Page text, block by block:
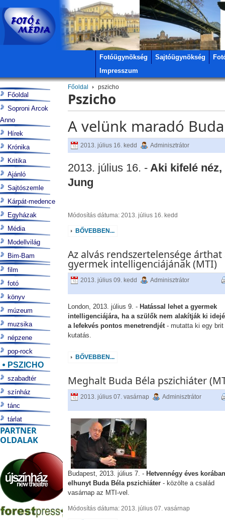
Fotóügynökség Sajtóügynökség
Impresszum
Főoldal pszicho
Pszicho
A velünk maradó
2013. július 16. kedd Adminisztrátor
2013. július 16. -Aki kifelé néz,
Jung
Módosítás dátuma: 2013. július 16. kedd
BŐVEBBEN...
Az alvás rendszertelensége árthat
gyermek intelligenciájának (MTI)
2013. július 09. kedd Adminisztrátor
London, 2013. július 9. - Hatással lehet a gyermek
intelligenciájára, ha a szülők nem alakítják ki
a lefekvés pontos menetrendjét- mutatta ki egy brit
kutatás.
BŐVEBBEN...
Meghalt Buda Béla pszichiáter
2013. július 07. vasárnap Adminisztrátor
Budapest, 2013. július 7. - Hetvennégy éves korában
elhunyt Buda Béla pszichiáter- közölte a család
vasárnap az MTI-vel.
Módosítás dátuma: 2013. július 07. vasárnap
Főoldal
Soproni Arcok
Anno
Hírek
Krónika
Kritika
Ajánló
Sajtószemle
Kárpát-medence
Egyházak
Média
Modellvilág
Bim-Bam
film
fotó
könyv
múzeum
muzsika
népzene
pop-rock
PSZICHO
szabadtér
színház
tánc
tárlat
PARTNER
OLDALAK